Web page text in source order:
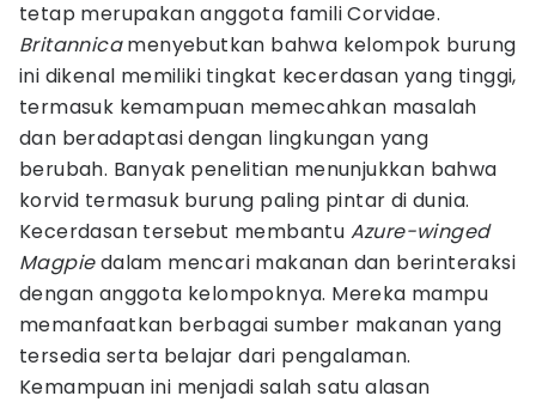
tetap merupakan anggota famili Corvidae.
Britannicamenyebutkan bahwa kelompok burung
ini dikenal memiliki tingkat kecerdasan yang tinggi,
termasuk kemampuan memecahkan masalah
dan beradaptasi dengan lingkungan yang
berubah. Banyak penelitian menunjukkan bahwa
korvid termasuk burung paling pintar di dunia.
Kecerdasan tersebut membantu Azure-winged
Magpiedalam mencari makanan dan berinteraksi
dengan anggota kelompoknya. Mereka mampu
memanfaatkan berbagai sumber makanan yang
tersedia serta belajar dari pengalaman.
Kemampuan ini menjadi salah satu alasan